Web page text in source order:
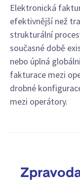
Elektronická
efektivnější než
strukturální
současné době
nebo úplná
fakturace mezi
drobné
mezi operátory.